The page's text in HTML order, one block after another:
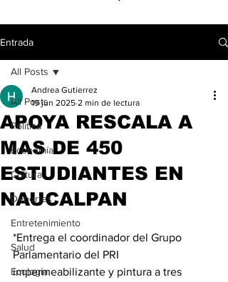
Entrada
All Posts
Política
Economía
Cultura
Deportes
Entretenimiento
Salud
Ecología
All Posts
APOYA RESCALA A
MAS DE 450
ESTUDIANTES EN
NAUCALPAN
Andrea Gutierrez
19 jun 2025 2 min de lectura
*Entrega el coordinador del Grupo
Parlamentario del PRI
impermeabilizante y pintura a tres